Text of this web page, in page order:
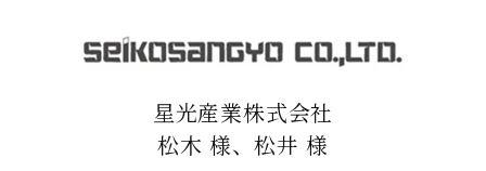
星光産業株式会社
松木 様、松井 様